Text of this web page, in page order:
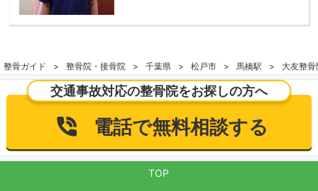
整骨ガイド 整骨院・接骨院 千葉県 松戸市 馬橋駅 大友整骨
交通事故対応の整骨院をお探しの方へ
電話で無料相談する
TOP